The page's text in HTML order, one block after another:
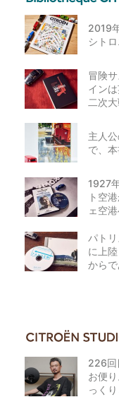
2019
シトロ
冒険
イン
二次
主人
で、
1927
ト空
ェ空
パト
に上
からで
226回
お便
っく